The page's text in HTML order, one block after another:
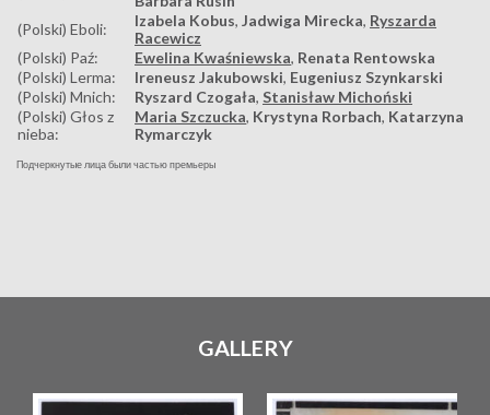
(Polski) Eboli:
Izabela Kobus, Jadwiga Mirecka, Ryszarda
Racewicz
(Polski) Paź:
Ewelina Kwaśniewska, Renata Rentowska
(Polski) Lerma:
Ireneusz Jakubowski, Eugeniusz Szynkarski
(Polski) Mnich:
Ryszard Czogała, Stanisław Michoński
(Polski) Głos z
nieba:
Maria Szczucka, Krystyna Rorbach, Katarzyna
Rymarczyk
Подчеркнутые лица были частью премьеры
GALLERY